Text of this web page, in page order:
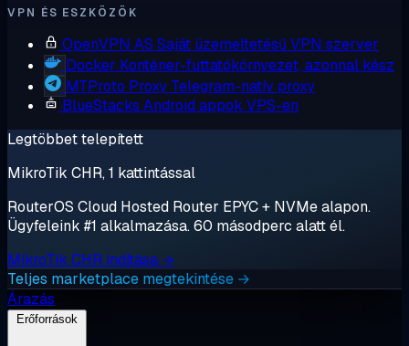
VPN ÉS ESZKÖZÖK
OpenVPN AS Saját üzemeltetésű VPN szerver
Docker Konténer-futtatókörnyezet, azonnal kész
MTProto Proxy Telegram-natív proxy
BlueStacks Android appok VPS-en
Legtöbbet telepített
MikroTik CHR, 1 kattintással
RouterOS Cloud Hosted Router EPYC + NVMe alapon.
Ügyfeleink #1 alkalmazása. 60 másodperc alatt él.
MikroTik CHR indítása →
Teljes marketplace megtekintése →
Árazás